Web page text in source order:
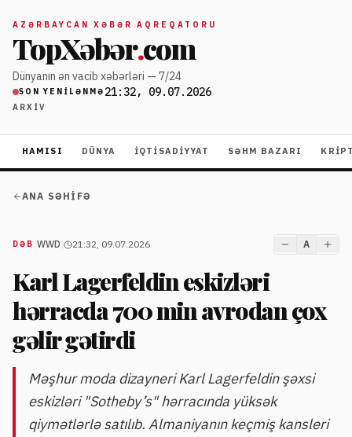
AZƏRBAYCAN XƏBƏR AQREQATORU
TopXəbər.com
Dünyanın ən vacib xəbərləri — 7/24
SON YENILƏNMƏ 21:32, 09.07.2026
ARXIV
HAMISI DÜNYA İQTISADIYYAT SƏHM BAZARI
ANA SƏHIFƏ
DƏB WWD 21:32, 09.07.2026 A
Karl Lagerfeldin eskizləri
hərracda 700 min avrodan çox
gəlir gətirdi
Məşhur moda dizayneri Karl Lagerfeldin şəxsi
eskizləri "Sotheby’s" hərracında yüksək
qiymətlərlə satılıb. Almaniyanın keçmiş kansleri